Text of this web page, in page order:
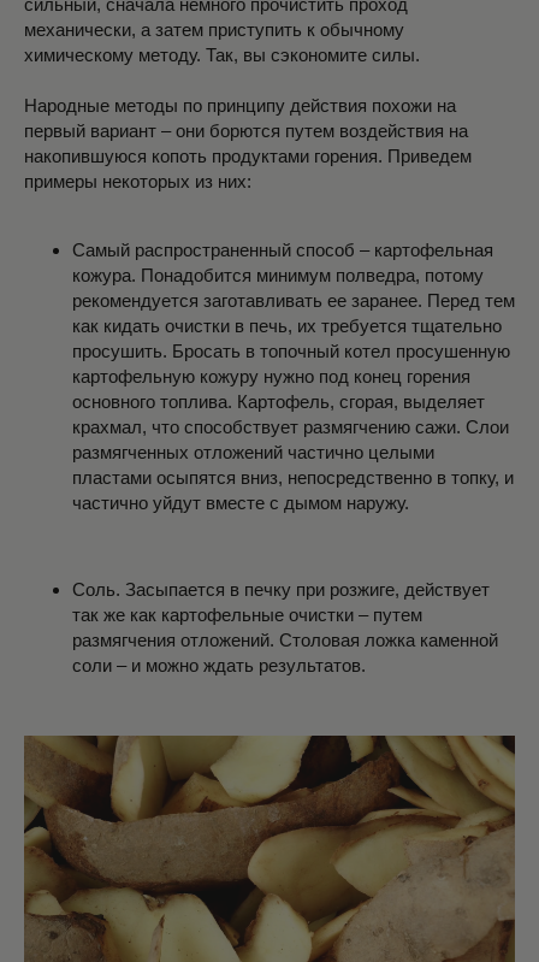
сильный, сначала немного прочистить проход
механически, а затем приступить к обычному
химическому методу. Так, вы сэкономите силы.
Народные методы по принципу действия похожи на
первый вариант – они борются путем воздействия на
накопившуюся копоть продуктами горения. Приведем
примеры некоторых из них:
Самый распространенный способ – картофельная
кожура. Понадобится минимум полведра, потому
рекомендуется заготавливать ее заранее. Перед тем
как кидать очистки в печь, их требуется тщательно
просушить. Бросать в топочный котел просушенную
картофельную кожуру нужно под конец горения
основного топлива. Картофель, сгорая, выделяет
крахмал, что способствует размягчению сажи. Слои
размягченных отложений частично целыми
пластами осыпятся вниз, непосредственно в топку, и
частично уйдут вместе с дымом наружу.
Соль. Засыпается в печку при розжиге, действует
так же как картофельные очистки – путем
размягчения отложений. Столовая ложка каменной
соли – и можно ждать результатов.